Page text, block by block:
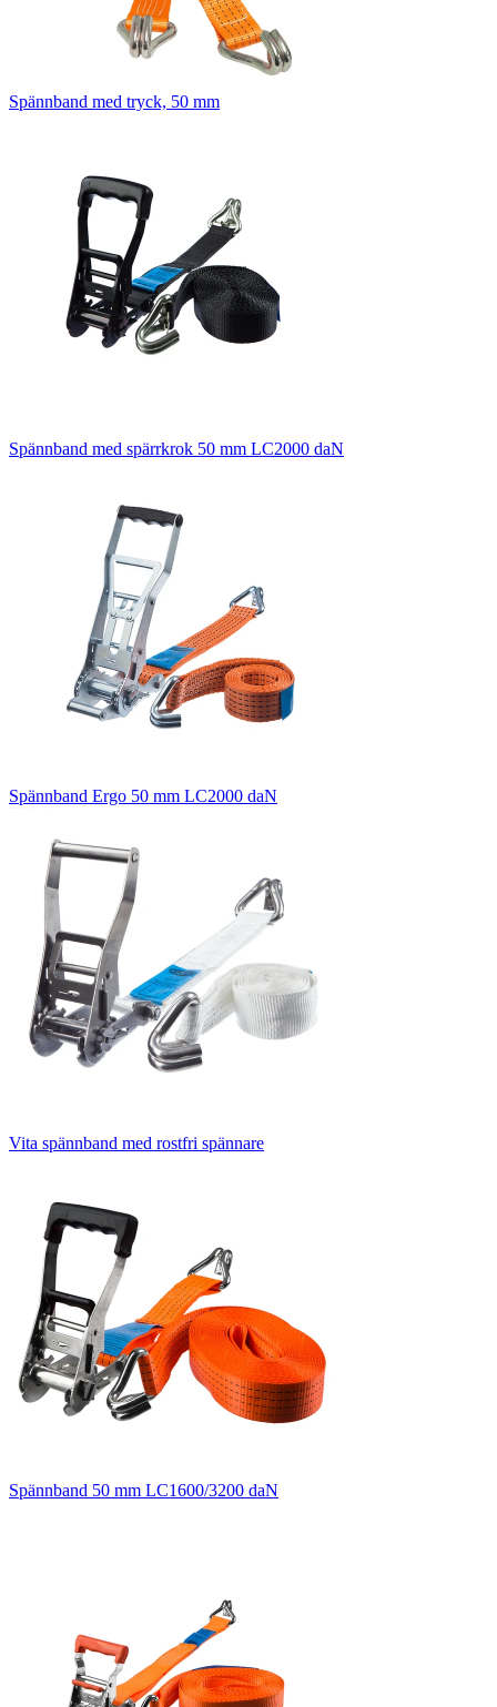
Spännband med tryck, 50 mm
Spännband med spärrkrok 50 mm LC2000 daN
Spännband Ergo 50 mm LC2000 daN
Vita spännband med rostfri spännare
Spännband 50 mm LC1600/3200 daN